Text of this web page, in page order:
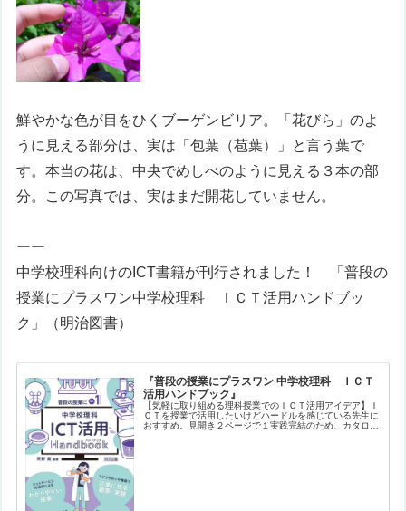
鮮やかな色が目をひくブーゲンビリア。「花びら」のよ
うに見える部分は、実は「包葉（苞葉）」と言う葉で
す。本当の花は、中央でめしべのように見える３本の部
分。この写真では、実はまだ開花していません。
ーー
中学校理科向けのICT書籍が刊行されました！ 「普段の
授業にプラスワン中学校理科 ＩＣＴ活用ハンドブッ
ク 」（明治図書）
『普段の授業にプラスワン 中学校理科 ＩＣＴ
活用ハンドブック』
【気軽に取り組める理科授業でのＩＣＴ活用アイデア】Ｉ
ＣＴを授業で活用したいけどハードルを感じている先生に
おすすめ。見開き２ページで１実践完結のため、カタログ